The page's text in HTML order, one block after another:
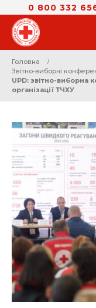
0 800 332
Головна
Звітно-виборні
UPD: звітно-виборна
організації ТЧХУ